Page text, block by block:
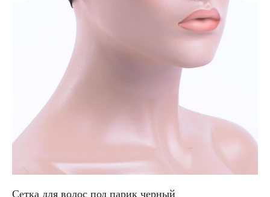
Сетка для волос под парик черный